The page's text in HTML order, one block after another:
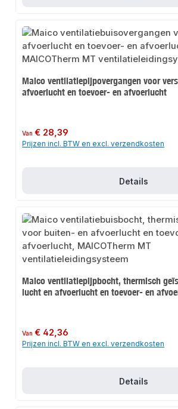
Maico ventilatiepijpovergangen voor
afvoerlucht en toevoer- en afvoerlucht
Normale prijs:
Van€ 28,39
Prijzen incl. BTW en excl. verzendkosten
Details
Maico ventilatiepijpbocht, thermisch
lucht en afvoerlucht en toevoer- en
Normale prijs:
Van€ 42,36
Prijzen incl. BTW en excl. verzendkosten
Details